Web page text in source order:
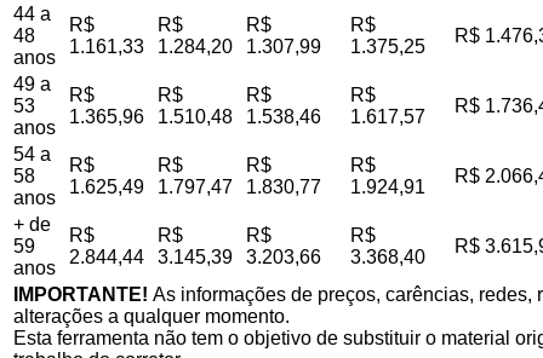
44 a
48
anos
R$
1.161,33
R$
1.284,20
R$
1.307,99
R$
1.375,25
R$
49 a
53
anos
R$
1.365,96
R$
1.510,48
R$
1.538,46
R$
1.617,57
R$
54 a
58
anos
R$
1.625,49
R$
1.797,47
R$
1.830,77
R$
1.924,91
R$
+ de
59
anos
R$
2.844,44
R$
3.145,39
R$
3.203,66
R$
3.368,40
R$
IMPORTANTE! As informações de preços, carências,
alterações a qualquer momento.
Esta ferramenta não tem o objetivo de substituir o material